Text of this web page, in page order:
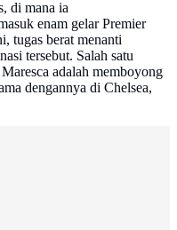
di mana ia
enam gelar Premier
tugas berat menanti
tersebut. Salah satu
adalah memboyong
dengannya di Chelsea,